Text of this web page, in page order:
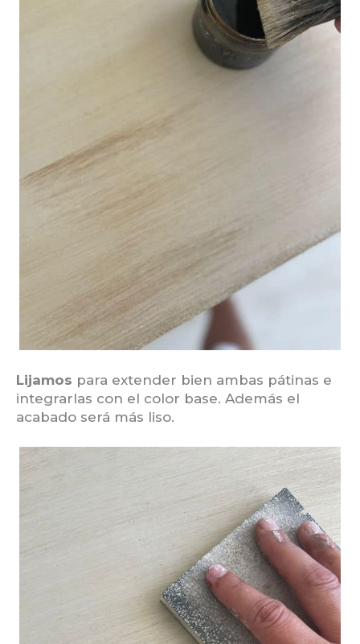
Lijamos para extender bien ambas pátinas e
integrarlas con el color base. Además el
acabado será más liso.